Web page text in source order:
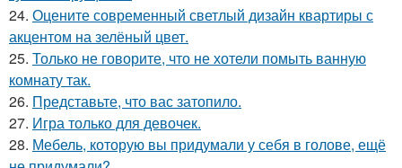
24. Оцените современный светлый дизайн квартиры с
акцентом на зелёный цвет.
25. Только не говорите, что не хотели помыть ванную
комнату так.
26. Представьте, что вас затопило.
27. Игра только для девочек.
28. Мебель, которую вы придумали у себя в голове, ещё